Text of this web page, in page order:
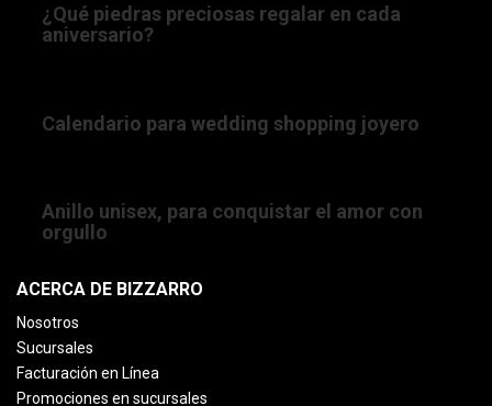
¿Qué piedras preciosas regalar en cada
aniversario?
Calendario para wedding shopping joyero
Anillo unisex, para conquistar el amor con
orgullo
ACERCA DE BIZZARRO
Nosotros
Sucursales
Facturación en Línea
Promociones en sucursales